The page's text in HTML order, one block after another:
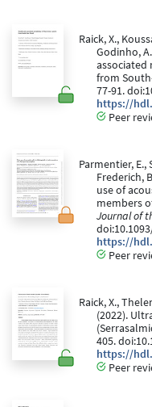
Raick, X.,
Godinho,
associated
from
77-91.
https://
Peer
Parmentier, E.,
Frederich,
use of
members
Journal of
https://
Peer
Raick, X.,
(2022).
405.
https://
Peer